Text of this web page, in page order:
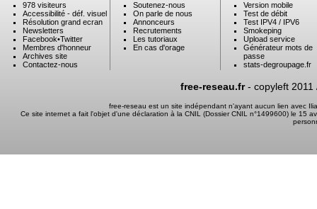
978 visiteurs
Accessibilité - déf. visuel
Résolution grand ecran
Newsletters
Facebook•Twitter
Membres d'honneur
Archives site
Contactez-nous
Soutenez-nous
On parle de nous
Annonceurs
Recrutements
Les tutoriaux
En cas d'orage
Version mobile
Test de débit
Test IPV4 / IPV6
Smokeping
Upload service
Générateur mots de
passe
stats-degroupage.fr
free-reseau.fr- copyleft 2011
free-reseau est un site indépendant n'ayant aucun lien avec
Ce site internet a fait l'objet d'une déclaration à la CNIL (Dossier CNIL n°1499600) le 15